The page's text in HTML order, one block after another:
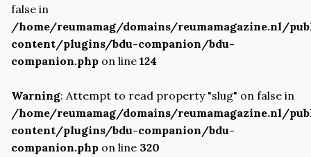
false in
/home/reumamag/domains/reumamagazine.nl/
content/plugins/bdu-companion/bdu-
companion.php on line 124
Warning: Attempt to read property "slug" on false in
/home/reumamag/domains/reumamagazine.nl/
content/plugins/bdu-companion/bdu-
companion.php on line 320